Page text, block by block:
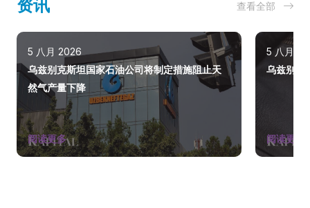
资讯 查看全部
5 八月 2026
乌兹别克斯坦国家石油公司将制定措施阻止天
然气产量下降
阅读更多
5 八月
乌兹别克
阅读更多